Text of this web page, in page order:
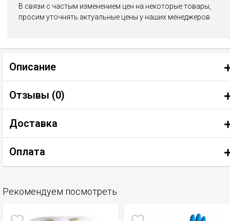
В связи с частым изменением цен на некоторые товары,
просим уточнять актуальные цены у наших менеджеров
Описание
Отзывы (0)
Доставка
Оплата
Рекомендуем посмотреть